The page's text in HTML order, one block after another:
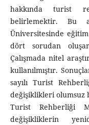
hakkında turist
belirlemektir. Bu
Üniversitesinde
dört sorudan
Çalışmada nitel
kullanılmıştır.
sayılı Turist
değişiklikleri olumsuz
Turist Rehberliği
değişikliklerin